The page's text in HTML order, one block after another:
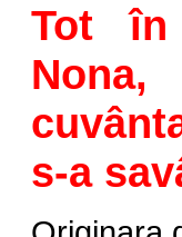
Tot în
s-a